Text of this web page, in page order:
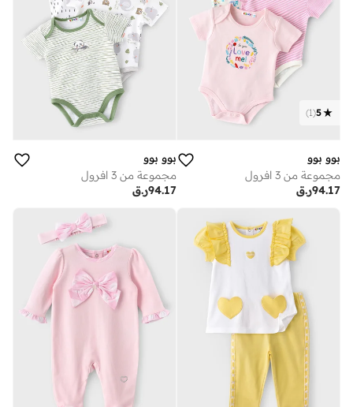
5
(
1
)
بوو بوو
مجموعة من 3 افرول
ر.ق94.17
بوو بوو
مجموعة من 3 افرول
ر.ق94.17